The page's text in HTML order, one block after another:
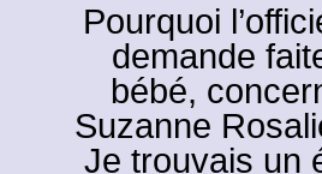
Pourquoi
demande
bébé,
Suzanne
Je trouvais un